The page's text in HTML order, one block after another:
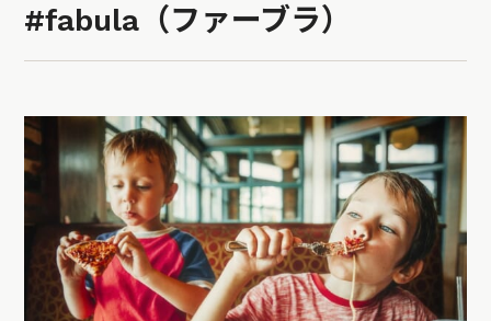
#fabula（ファーブラ）